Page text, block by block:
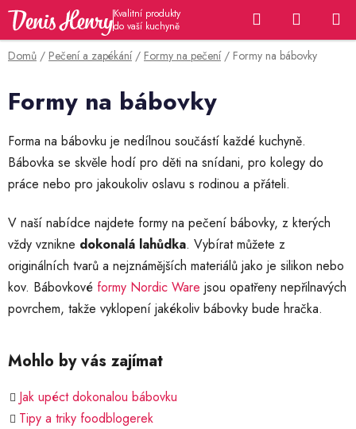
Přejít
obsah
Hledat
KOŠÍK
Domů / Pečení a zapékání / Formy na pečení / Formy na bábovky
Formy na bábovky
Forma na bábovku je nedílnou součástí každé kuchyně.
Bábovka se skvěle hodí pro děti na snídani, pro kolegy do
práce nebo pro jakoukoliv oslavu s rodinou a přáteli.
V naší nabídce najdete formy na pečení bábovky, z kterých
vždy vznikne dokonalá lahůdka. Vybírat můžete z
originálních tvarů a nejznámějších materiálů jako je silikon nebo
kov. Bábovkové formy Nordic Ware jsou opatřeny nepřilnavých
povrchem, takže vyklopení jakékoliv bábovky bude hračka.
Mohlo by vás zajímat
Jak upéct dokonalou bábovku
Tipy a triky foodblogerek